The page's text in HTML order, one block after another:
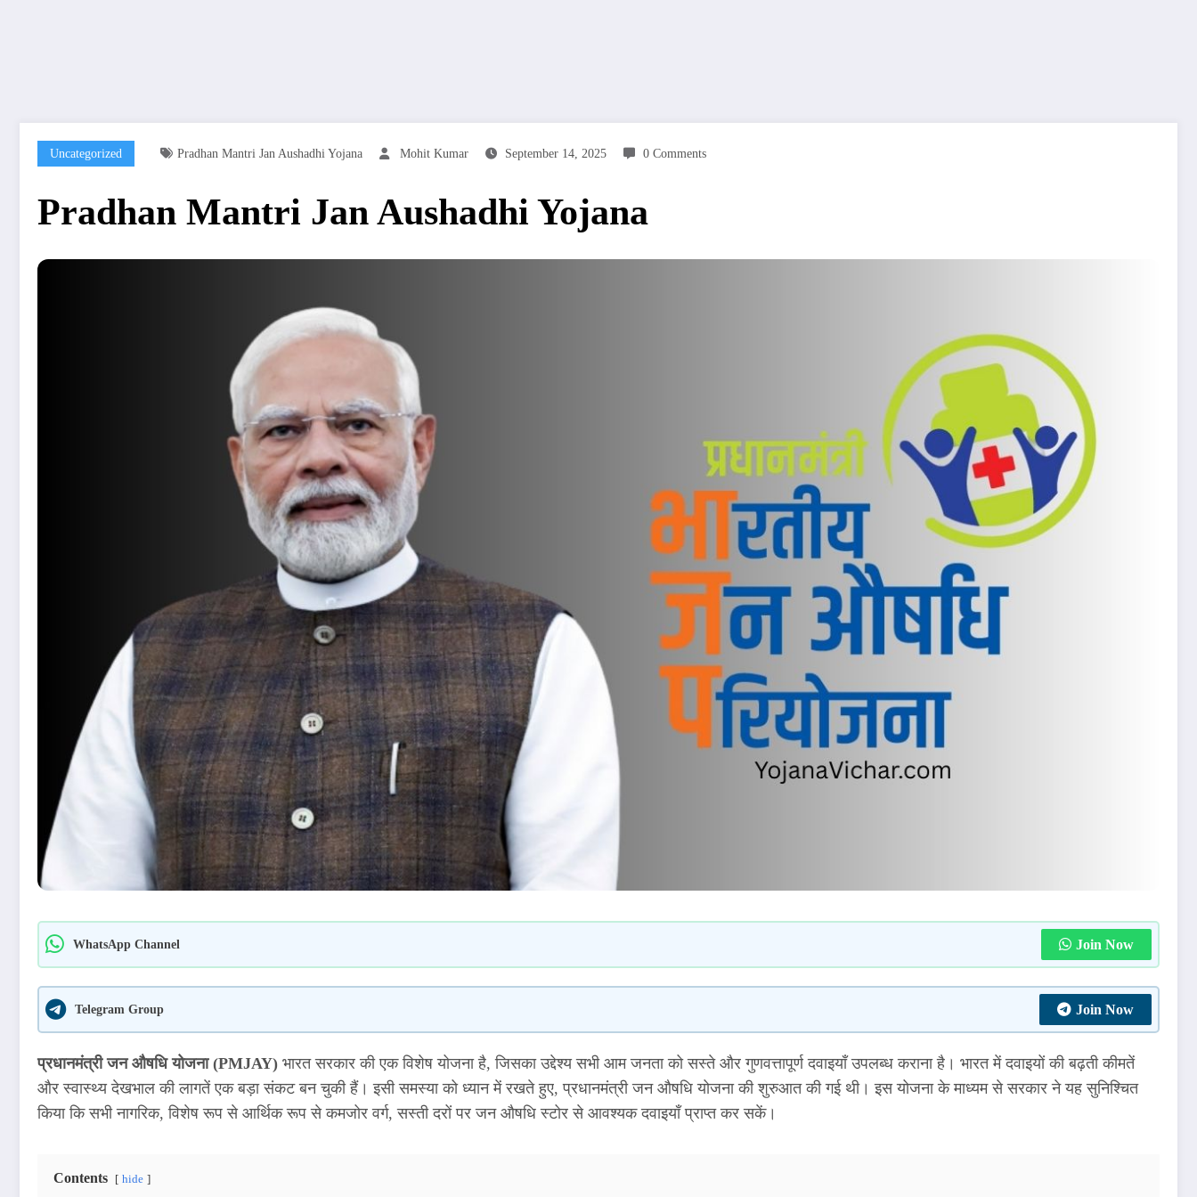
Uncategorized Pradhan Mantri Jan Aushadhi Yojana Mohit Kumar September 14, 2025 0 Comments
Pradhan Mantri Jan Aushadhi Yojana
WhatsApp Channel Join Now
Telegram Group Join Now
प्रधानमंत्री जन औषधि योजना (PMJAY) भारत सरकार की एक विशेष योजना है, जिसका उद्देश्य सभी आम जनता को सस्ते और गुणवत्तापूर्ण दवाइयाँ उपलब्ध कराना है। भारत में दवाइयों की बढ़ती कीमतें
और स्वास्थ्य देखभाल की लागतें एक बड़ा संकट बन चुकी हैं। इसी समस्या को ध्यान में रखते हुए, प्रधानमंत्री जन औषधि योजना की शुरुआत की गई थी। इस योजना के माध्यम से सरकार ने यह सुनिश्चित
किया कि सभी नागरिक, विशेष रूप से आर्थिक रूप से कमजोर वर्ग, सस्ती दरों पर जन औषधि स्टोर से आवश्यक दवाइयाँ प्राप्त कर सकें।
Contents hide